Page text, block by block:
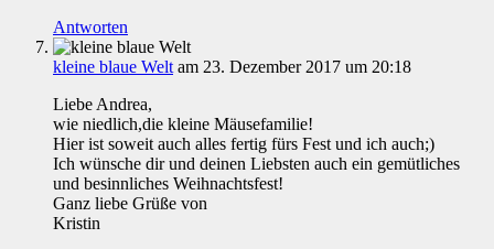
Antworten
kleine blaue Welt am 23. Dezember 2017 um 20:18
Liebe Andrea,
wie niedlich,die kleine Mäusefamilie!
Hier ist soweit auch alles fertig fürs Fest und ich auch;)
Ich wünsche dir und deinen Liebsten auch ein gemütliches
und besinnliches Weihnachtsfest!
Ganz liebe Grüße von
Kristin